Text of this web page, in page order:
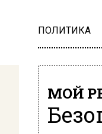
ПОЛИТИКА
МОЙ